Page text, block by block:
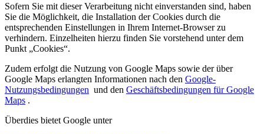
Sofern Sie mit dieser Verarbeitung nicht einverstanden sind, haben
Sie die Möglichkeit, die Installation der Cookies durch die
entsprechenden Einstellungen in Ihrem Internet-Browser zu
verhindern. Einzelheiten hierzu finden Sie vorstehend unter dem
Punkt „Cookies“.
Zudem erfolgt die Nutzung von Google Maps sowie der über
Google Maps erlangten Informationen nach den Google-
Nutzungsbedingungen und den Geschäftsbedingungen für Google
Maps .
Überdies bietet Google unter